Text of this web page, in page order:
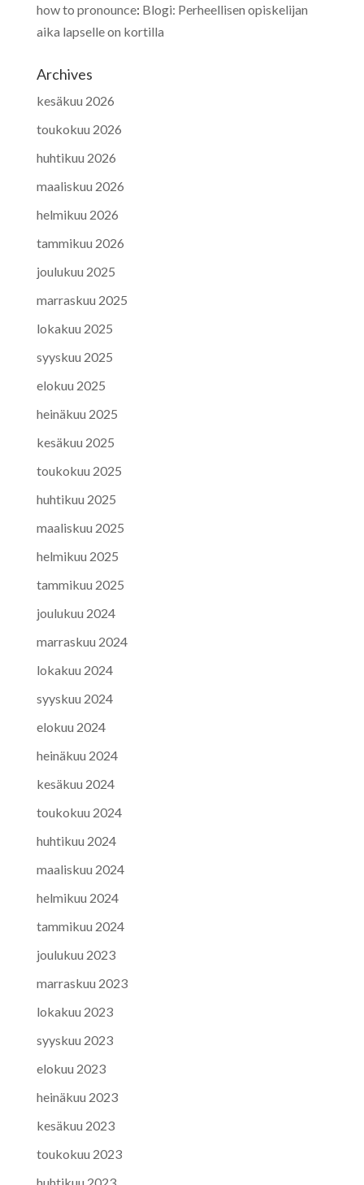
how to pronounce: Blogi: Perheellisen opiskelijan
aika lapselle on kortilla
Archives
kesäkuu 2026
toukokuu 2026
huhtikuu 2026
maaliskuu 2026
helmikuu 2026
tammikuu 2026
joulukuu 2025
marraskuu 2025
lokakuu 2025
syyskuu 2025
elokuu 2025
heinäkuu 2025
kesäkuu 2025
toukokuu 2025
huhtikuu 2025
maaliskuu 2025
helmikuu 2025
tammikuu 2025
joulukuu 2024
marraskuu 2024
lokakuu 2024
syyskuu 2024
elokuu 2024
heinäkuu 2024
kesäkuu 2024
toukokuu 2024
huhtikuu 2024
maaliskuu 2024
helmikuu 2024
tammikuu 2024
joulukuu 2023
marraskuu 2023
lokakuu 2023
syyskuu 2023
elokuu 2023
heinäkuu 2023
kesäkuu 2023
toukokuu 2023